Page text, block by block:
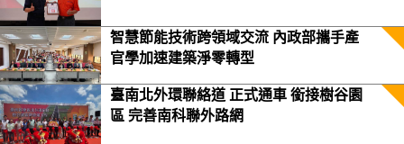
智慧節能技術跨領域交流 內政部攜手產
官學加速建築淨零轉型
臺南北外環聯絡道 正式通車 銜接樹谷園
區 完善南科聯外路網